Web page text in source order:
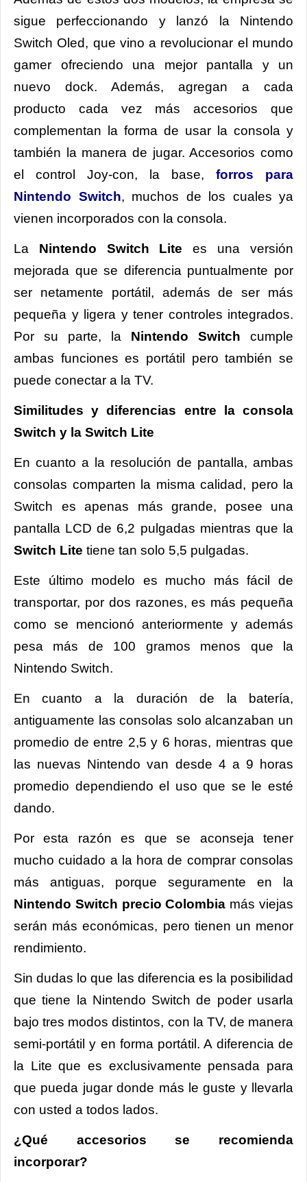
sigue perfeccionando y lanzó la Nintendo
Switch Oled, que vino a revolucionar el mundo
gamer ofreciendo una mejor pantalla y un
nuevo dock. Además, agregan a cada
producto cada vez más accesorios que
complementan la forma de usar la consola y
también la manera de jugar. Accesorios como
el control Joy-con, la base, forros para
Nintendo Switch, muchos de los cuales ya
vienen incorporados con la consola.
La Nintendo Switch Litees una versión
mejorada que se diferencia puntualmente por
ser netamente portátil, además de ser más
pequeña y ligera y tener controles integrados.
Por su parte, la Nintendo Switch cumple
ambas funciones es portátil pero también se
puede conectar a la TV.
Similitudes y diferencias entre la consola
Switch y la Switch Lite
En cuanto a la resolución de pantalla, ambas
consolas comparten la misma calidad, pero la
Switch es apenas más grande, posee una
pantalla LCD de 6,2 pulgadas mientras que la
Switch Lite tiene tan solo 5,5 pulgadas.
Este último modelo es mucho más fácil de
transportar, por dos razones, es más pequeña
como se mencionó anteriormente y además
pesa más de 100 gramos menos que la
Nintendo Switch.
En cuanto a la duración de la batería,
antiguamente las consolas solo alcanzaban un
promedio de entre 2,5 y 6 horas, mientras que
las nuevas Nintendo van desde 4 a 9 horas
promedio dependiendo el uso que se le esté
dando.
Por esta razón es que se aconseja tener
mucho cuidado a la hora de comprar consolas
más antiguas, porque seguramente en la
Nintendo Switch precio Colombia más viejas
serán más económicas, pero tienen un menor
rendimiento.
Sin dudas lo que las diferencia es la posibilidad
que tiene la Nintendo Switch de poder usarla
bajo tres modos distintos, con la TV, de manera
semi-portátil y en forma portátil. A diferencia de
la Lite que es exclusivamente pensada para
que pueda jugar donde más le guste y llevarla
con usted a todos lados.
¿Qué accesorios se recomienda
incorporar?